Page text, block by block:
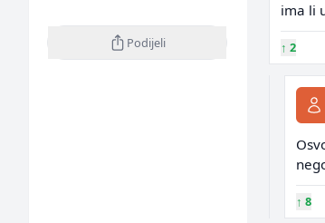
Podijeli
ima li
↑ 2
↑ 8